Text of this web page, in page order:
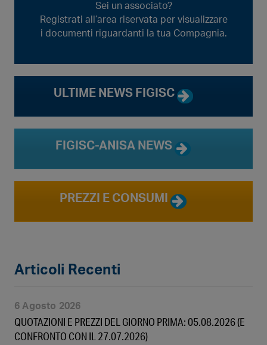
Sei un associato?
Registrati all’area riservata per visualizzare
i documenti riguardanti la tua Compagnia.
ULTIME NEWS FIGISC
FIGISC-ANISA NEWS
PREZZI E CONSUMI
Articoli Recenti
QUOTAZIONI E PREZZI DEL GIORNO PRIMA: 05.08.2026 (E
CONFRONTO CON IL 27.07.2026)
6 Agosto 2026